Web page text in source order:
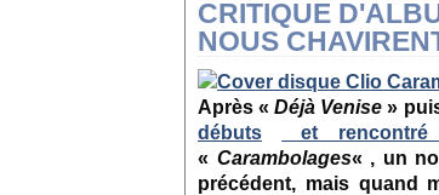
CRITIQUE
NOUS
Après «Déjà Venise »
débuts
et
« Carambolages« , un
précédent, mais quand